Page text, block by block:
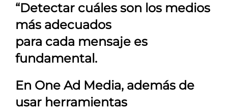
“Detectar cuáles son los medios
más adecuados
para cada mensaje es
fundamental.
En One Ad Media, además de
usar herramientas